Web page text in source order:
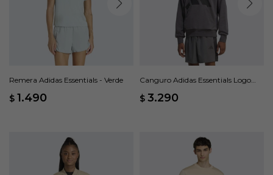
Remera Adidas Essentials - Verde
$ 1.490
Canguro Adidas Essentials Logo
$ 3.290